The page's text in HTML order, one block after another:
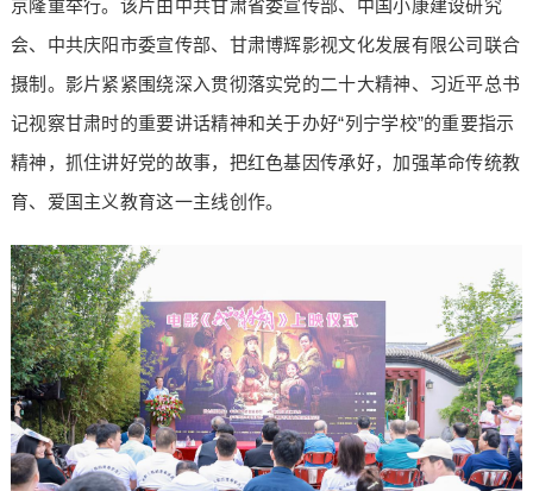
京隆重举行。该片由中共甘肃省委宣传部、中国小康建设研究
会、中共庆阳市委宣传部、甘肃博辉影视文化发展有限公司联合
摄制。影片紧紧围绕深入贯彻落实党的二十大精神、习近平总书
记视察甘肃时的重要讲话精神和关于办好“列宁学校”的重要指示
精神，抓住讲好党的故事，把红色基因传承好，加强革命传统教
育、爱国主义教育这一主线创作。